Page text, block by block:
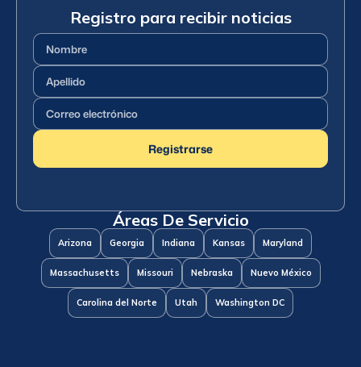
Registro para recibir noticias
Nombre
Apellido
Correo
electrónico(Requerido)
Registrarse
Áreas De Servicio
Arizona Georgia Indiana Kansas Maryland
Massachusetts Missouri Nebraska Nuevo México
Carolina del Norte Utah Washington DC